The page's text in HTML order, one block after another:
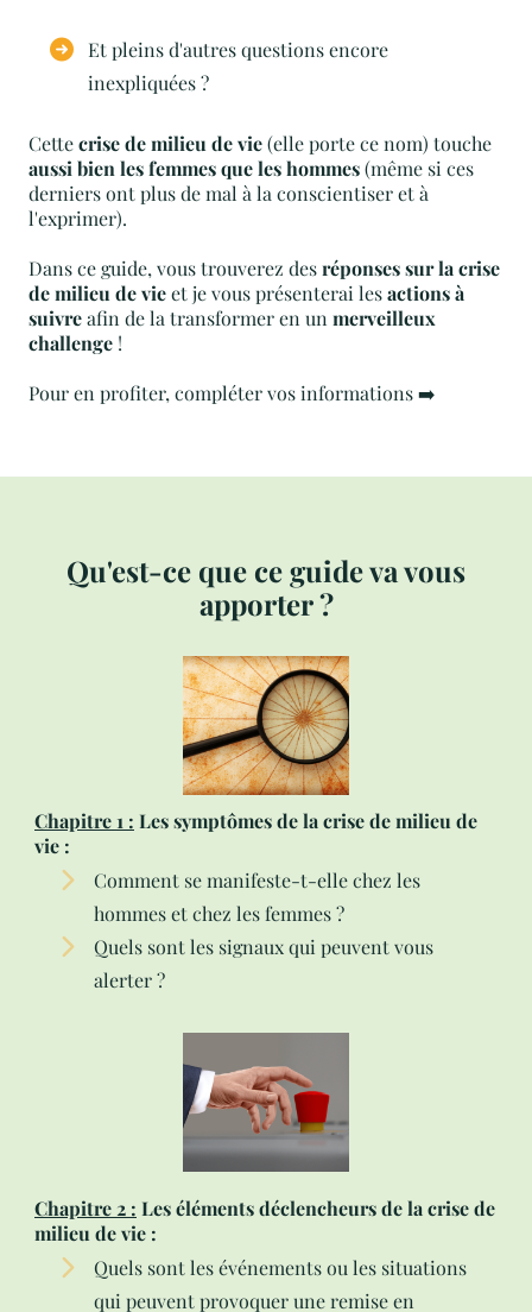
Et pleins d'autres questions encore
inexpliquées ?
Cettecrise de milieu de vie(elle porte ce nom) touche
aussi bien les femmes que les hommes(même si ces
derniers ont plus de mal à la conscientiser et à
l'exprimer).
Dans ce guide, vous trouverez desréponses sur la crise
de milieu de vieet je vous présenterai lesactions à
suivreafin de la transformer en un merveilleux
challenge !
Pour en profiter, compléter vos informations ➡️
Qu'est-ce que ce guide va vous
apporter ?
Chapitre 1 : Les symptômes de la crise de milieu de
vie :
Comment se manifeste-t-elle chez les
hommes et chez les femmes ?
Quels sont les signaux qui peuvent vous
alerter ?
Chapitre 2 : Les éléments déclencheurs de la crise de
milieu de vie :
Quels sont les événements ou les situations
qui peuvent provoquer une remise en